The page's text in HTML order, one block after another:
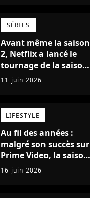
Luke Thompson
(Benedict) et on
comprend pourquoi
SÉRIES
Avant même la saison
2, Netflix a lancé le
tournage de la saison
3 de sa saga de
science-fiction des
créateurs de Game of
Thrones
11 juin 2026
LIFESTYLE
Au fil des années :
malgré son succès sur
Prime Video, la saison
2 n'est pas garantie,
mais son créateur est
optimiste : "Je vois
16 juin 2026